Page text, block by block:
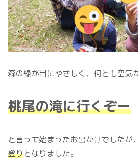
森の緑が目にやさしく、何とも空気
桃尾の滝に行くぞー
と言って始まったお出かけでしたが、
登りとなりました。